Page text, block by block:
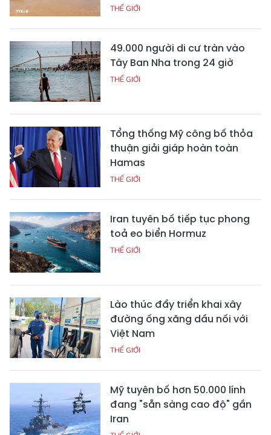
THẾ GIỚI
49.000 người di cư tràn vào
Tây Ban Nha trong 24 giờ
THẾ GIỚI
Tổng thống Mỹ công bố thỏa
thuận giải giáp hoàn toàn
Hamas
THẾ GIỚI
Iran tuyên bố tiếp tục phong
toả eo biển Hormuz
THẾ GIỚI
Lào thúc đẩy triển khai xây
đường ống xăng dầu nối với
Việt Nam
THẾ GIỚI
Mỹ tuyên bố hơn 50.000 lính
đang "sẵn sàng cao độ" gần
Iran